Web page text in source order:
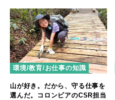
環境/教育/お仕事の知識
山が好き。だから、守る仕事を
選んだ。コロンビアのCSR担当